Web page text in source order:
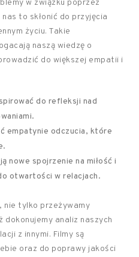
w związku poprzez
to skłonić do przyjęcia
życiu. Takie
naszą wiedzę o
do większej empatii i
do refleksji nad
empatynie odczucia, które
nowe spojrzenie na miłość i
otwartości w relacjach.
nie tylko przeżywamy
analiz naszych
z innymi. Filmy są
oraz do poprawy jakości